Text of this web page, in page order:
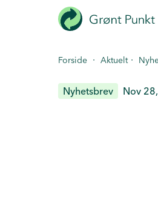
Forside · Aktuelt ·
Nyhetsbrev Nov